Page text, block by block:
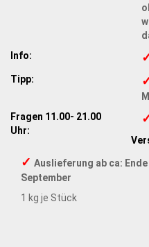
Info:
Tipp:
Fragen 11.00- 21.00
Uhr:
✓ Auslieferung ab ca: Ende
September
1 kg je Stück